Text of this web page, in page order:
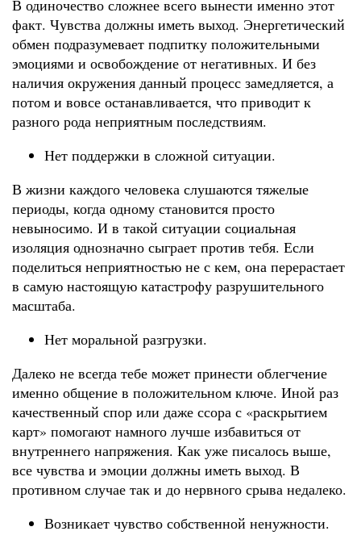
В одиночество сложнее всего вынести именно этот
факт. Чувства должны иметь выход. Энергетический
обмен подразумевает подпитку положительными
эмоциями и освобождение от негативных. И без
наличия окружения данный процесс замедляется, а
потом и вовсе останавливается, что приводит к
разного рода неприятным последствиям.
Нет поддержки в сложной ситуации.
В жизни каждого человека слушаются тяжелые
периоды, когда одному становится просто
невыносимо. И в такой ситуации социальная
изоляция однозначно сыграет против тебя. Если
поделиться неприятностью не с кем, она перерастает
в самую настоящую катастрофу разрушительного
масштаба.
Нет моральной разгрузки.
Далеко не всегда тебе может принести облегчение
именно общение в положительном ключе. Иной раз
качественный спор или даже ссора с «раскрытием
карт» помогают намного лучше избавиться от
внутреннего напряжения. Как уже писалось выше,
все чувства и эмоции должны иметь выход. В
противном случае так и до нервного срыва недалеко.
Возникает чувство собственной ненужности.